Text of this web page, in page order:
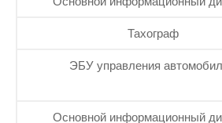
Тахограф
ЭБУ управления
Основной информационный